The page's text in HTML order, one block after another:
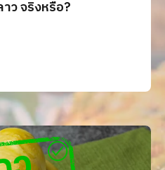
ว จริงหรือ?